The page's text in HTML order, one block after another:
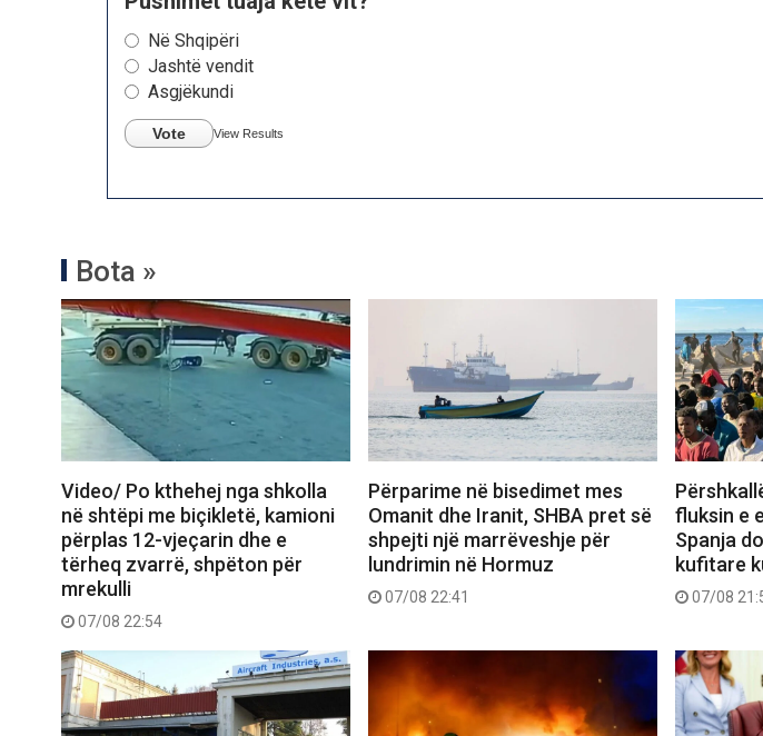
Në Shqipëri
Jashtë vendit
Asgjëkundi
Vote View Results
Bota »
Video/ Po kthehej nga shkolla
në shtëpi me biçikletë, kamioni
përplas 12-vjeçarin dhe e
tërheq zvarrë, shpëton për
mrekulli
07/08 22:54
Përparime në bisedimet mes
Omanit dhe Iranit, SHBA pret së
shpejti një marrëveshje për
lundrimin në Hormuz
07/08 22:41
fluksin e
Spanja
kufitare
07/08